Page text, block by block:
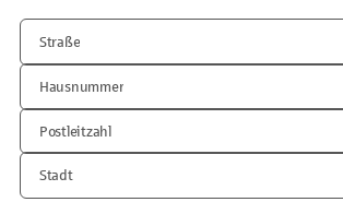
Straße
Hausnummer
Postleitzahl
Stadt